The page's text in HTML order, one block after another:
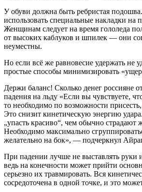
У обуви должна быть ребристая
использовать специальные накладки
Женщинам следует на время гололеда
от высоких каблуков и шпилек — они
неуместны.
Но если всё же равновесие удержать не
простые способы минимизировать
Держи баланс! Сколько денег россияне
падения на льду «Если вы чувствуете,
то необходимо по возможности
Это снизит кинетическую энергию
„упасть красиво“, чем обычно
Необходимо максимально
желательно на бок», — подчеркнул
При падении лучше не выставлять руки
ведь на конечности может прийти
серьезно их травмировать. Вся
сосредоточена в одной точке, и это